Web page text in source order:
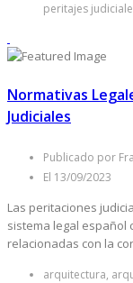
peritajes
Normativas
Judiciales
Publicado por
El 13/09/2023
Las peritaciones
sistema legal español
relacionadas con la
arquitectura,